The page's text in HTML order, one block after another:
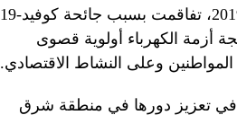
في لبنان. تعاني البلاد من أزمة اقتصادية حادة منذ عام 2019، تفاقمت بسبب جائحة كوفيد-19
بيروت عام 2020. وتعتبر معالجة أزمة الكهرباء أولوية قصوى
المواطنين وعلى النشاط الاقتصادي.
في تعزيز دورها في منطقة شرق